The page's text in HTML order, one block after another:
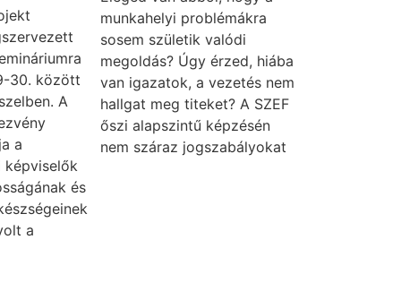
30. között
A
a
képviselők
és
a
munkahelyi problémákra
sosem születik valódi
megoldás? Úgy érzed, hiába
van igazatok, a vezetés nem
hallgat meg titeket? A SZEF
őszi alapszintű képzésén
nem száraz jogszabályokat